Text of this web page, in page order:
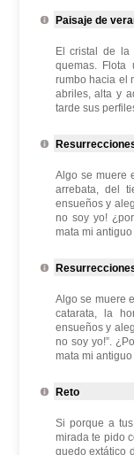
Paisaje de
El cristal de la
quemas.
rumbo hacia el
abriles, alta y
tarde sus
Algo se muere
arrebata, del
ensueños y
no soy yo!
mata mi
Algo se muere
catarata, la
ensueños y
no soy yo!”.
mata mi antiguo
Reto
Si porque a
mirada te pido
quedo extático